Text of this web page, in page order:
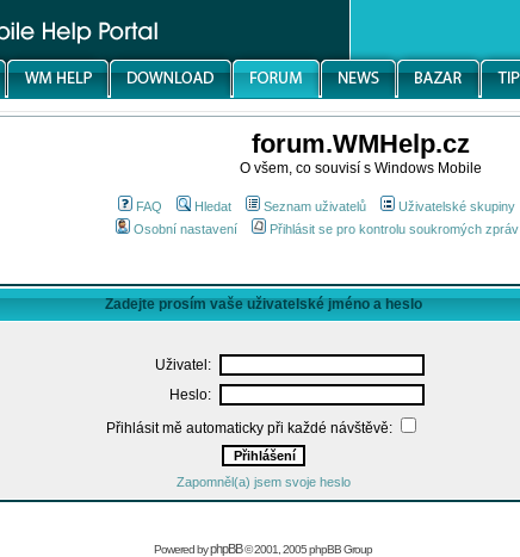
forum.WMHelp.cz
O všem, co souvisí s Windows Mobile
FAQ Hledat Seznam uživatelů Uživatelské skupiny
Osobní nastavení
Přihlásit se pro kontrolu soukromých zpráv
Zadejte prosím vaše uživatelské jméno a heslo
Uživatel:
Heslo:
Přihlásit mě automaticky při každé návštěvě:
Zapomněl(a) jsem svoje heslo
Powered byphpBB© 2001, 2005 phpBB Group